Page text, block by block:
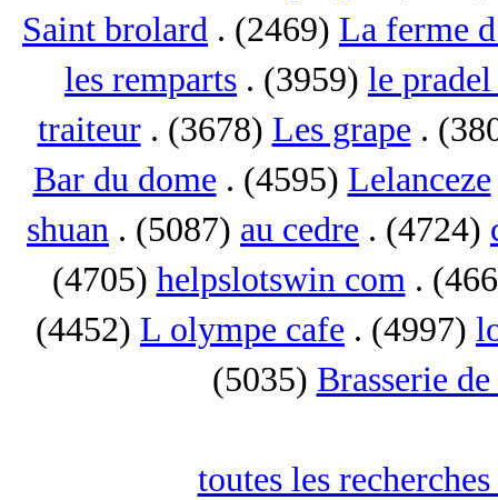
Saint brolard . (2469) La ferme
les remparts . (3959) le
traiteur. (3678) Les grape .
Bar du dome . (4595) Lelanceze
shuan . (5087) au cedre . (4724)
(4705) helpslotswin com.
(4452) L olympe cafe . (4997)
(5035) Brasserie
toutes les